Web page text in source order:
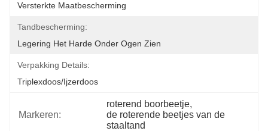
Versterkte Maatbescherming
Tandbescherming:
Legering Het Harde Onder Ogen Zien
Verpakking Details:
Triplexdoos/ijzerdoos
Markeren:
roterend boorbeetje,
de roterende beetjes van de
staaltand